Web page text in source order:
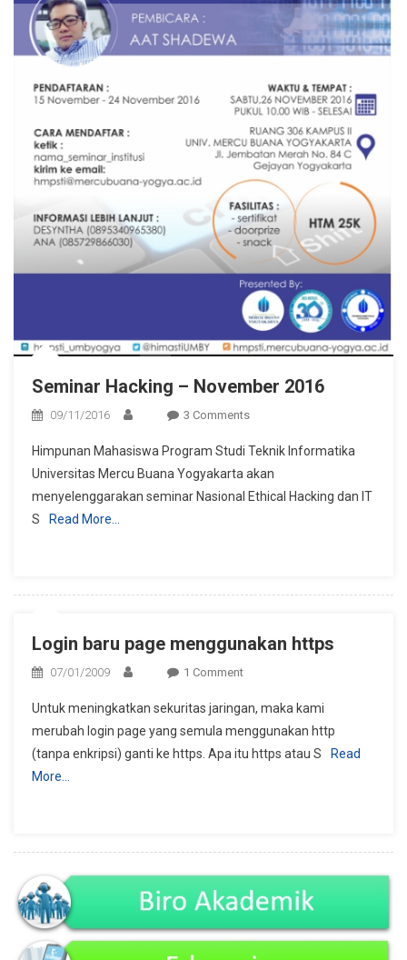
Seminar Hacking – November 2016
09/11/2016 3 CommentsOn
Hacking
–
November
Himpunan Mahasiswa Program Studi Teknik Informatika
Universitas Mercu Buana Yogyakarta akan
menyelenggarakan seminar Nasional Ethical Hacking dan IT
S
Read More…
Login baru page menggunakan https
07/01/2009 1 CommentOn
Baru
Page
Menggunakan
Untuk meningkatkan sekuritas jaringan, maka kami
merubah login page yang semula menggunakan http
(tanpa enkripsi) ganti ke https. Apa itu https atau S
Read
More…